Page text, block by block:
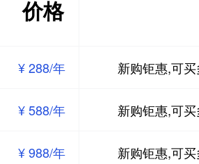
价格
¥ 288/年 新购钜惠,可
¥ 588/年 新购钜惠,可
¥ 988/年 新购钜惠,可